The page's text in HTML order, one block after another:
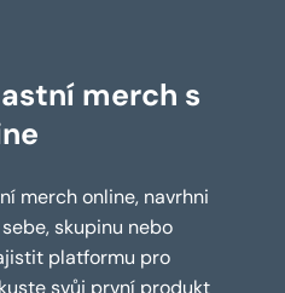
merch s
merch online, navrhni
skupinu nebo
platformu pro
svůj první produkt